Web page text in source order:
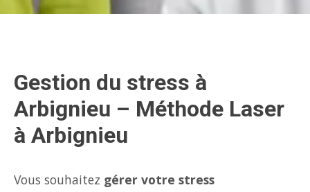
Gestion du stress à
Arbignieu – Méthode Laser
à Arbignieu
Vous souhaitez gérer votre stress